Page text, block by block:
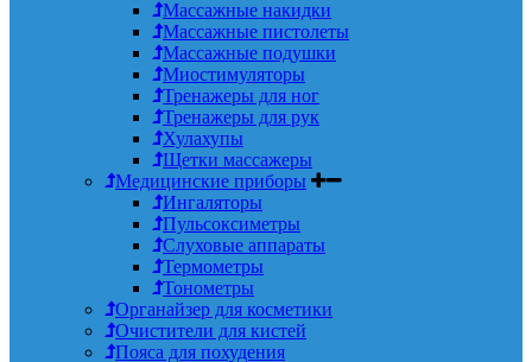
Массажные накидки
Массажные пистолеты
Массажные подушки
Миостимуляторы
Тренажеры для ног
Тренажеры для рук
Хулахупы
Щетки массажеры
Медицинские приборы
Ингаляторы
Пульсоксиметры
Слуховые аппараты
Термометры
Тонометры
Органайзер для косметики
Очистители для кистей
Пояса для похудения